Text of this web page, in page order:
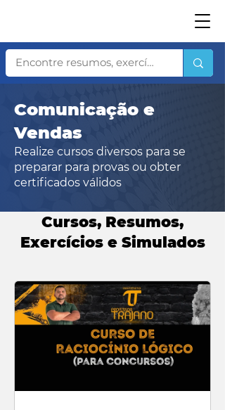
Comunicação e
Vendas
Realize cursos diversos para se
preparar para provas ou obter
certificados válidos
Cursos, Resumos,
Exercícios e Simulados